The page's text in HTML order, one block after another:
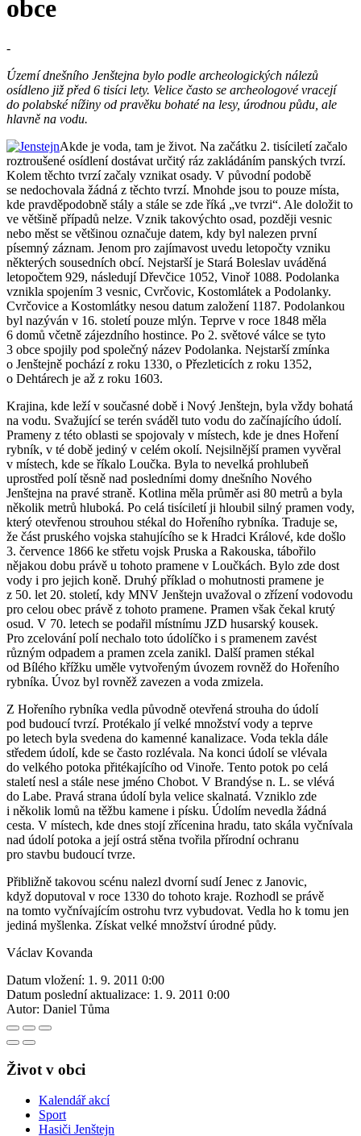
obce
-
Území dnešního Jenštejna bylo podle archeologických nálezů
osídleno již před 6 tisíci lety. Velice často se archeologové vracejí
do polabské nížiny od pravěku bohaté na lesy, úrodnou půdu, ale
hlavně na vodu.
Akde je voda, tam je život. Na začátku 2. tisíciletí začalo
roztroušené osídlení dostávat určitý ráz zakládáním panských tvrzí.
Kolem těchto tvrzí začaly vznikat osady. V původní podobě
se nedochovala žádná z těchto tvrzí. Mnohde jsou to pouze místa,
kde pravděpodobně stály a stále se zde říká „ve tvrzi“. Ale doložit to
ve většině případů nelze. Vznik takovýchto osad, později vesnic
nebo měst se většinou označuje datem, kdy byl nalezen první
písemný záznam. Jenom pro zajímavost uvedu letopočty vzniku
některých sousedních obcí. Nejstarší je Stará Boleslav uváděná
letopočtem 929, následují Dřevčice 1052, Vinoř 1088. Podolanka
vznikla spojením 3 vesnic, Cvrčovic, Kostomlátek a Podolanky.
Cvrčovice a Kostomlátky nesou datum založení 1187. Podolankou
byl nazýván v 16. století pouze mlýn. Teprve v roce 1848 měla
6 domů včetně zájezdního hostince. Po 2. světové válce se tyto
3 obce spojily pod společný název Podolanka. Nejstarší zmínka
o Jenštejně pochází z roku 1330, o Přezleticích z roku 1352,
o Dehtárech je až z roku 1603.
Krajina, kde leží v současné době i Nový Jenštejn, byla vždy bohatá
na vodu. Svažující se terén sváděl tuto vodu do začínajícího údolí.
Prameny z této oblasti se spojovaly v místech, kde je dnes Hoření
rybník, v té době jediný v celém okolí. Nejsilnější pramen vyvěral
v místech, kde se říkalo Loučka. Byla to nevelká prohlubeň
uprostřed polí těsně nad posledními domy dnešního Nového
Jenštejna na pravé straně. Kotlina měla průměr asi 80 metrů a byla
několik metrů hluboká. Po celá tisíciletí ji hloubil silný pramen vody,
který otevřenou strouhou stékal do Hořeního rybníka. Traduje se,
že část pruského vojska stahujícího se k Hradci Králové, kde došlo
3. července 1866 ke střetu vojsk Pruska a Rakouska, tábořilo
nějakou dobu právě u tohoto pramene v Loučkách. Bylo zde dost
vody i pro jejich koně. Druhý příklad o mohutnosti pramene je
z 50. let 20. století, kdy MNV Jenštejn uvažoval o zřízení vodovodu
pro celou obec právě z tohoto pramene. Pramen však čekal krutý
osud. V 70. letech se podařil místnímu JZD husarský kousek.
Pro zcelování polí nechalo toto údolíčko i s pramenem zavést
různým odpadem a pramen zcela zanikl. Další pramen stékal
od Bílého křížku uměle vytvořeným úvozem rovněž do Hořeního
rybníka. Úvoz byl rovněž zavezen a voda zmizela.
Z Hořeního rybníka vedla původně otevřená strouha do údolí
pod budoucí tvrzí. Protékalo jí velké množství vody a teprve
po letech byla svedena do kamenné kanalizace. Voda tekla dále
středem údolí, kde se často rozlévala. Na konci údolí se vlévala
do velkého potoka přitékajícího od Vinoře. Tento potok po celá
staletí nesl a stále nese jméno Chobot. V Brandýse n. L. se vlévá
do Labe. Pravá strana údolí byla velice skalnatá. Vzniklo zde
i několik lomů na těžbu kamene i písku. Údolím nevedla žádná
cesta. V místech, kde dnes stojí zřícenina hradu, tato skála vyčnívala
nad údolí potoka a její ostrá stěna tvořila přírodní ochranu
pro stavbu budoucí tvrze.
Přibližně takovou scénu nalezl dvorní sudí Jenec z Janovic,
když doputoval v roce 1330 do tohoto kraje. Rozhodl se právě
na tomto vyčnívajícím ostrohu tvrz vybudovat. Vedla ho k tomu jen
jediná myšlenka. Získat velké množství úrodné půdy.
Václav Kovanda
Datum vložení: 1. 9. 2011 0:00
Datum poslední aktualizace: 1. 9. 2011 0:00
Autor: Daniel Tůma
Život v obci
Kalendář akcí
Sport
Hasiči Jenštejn